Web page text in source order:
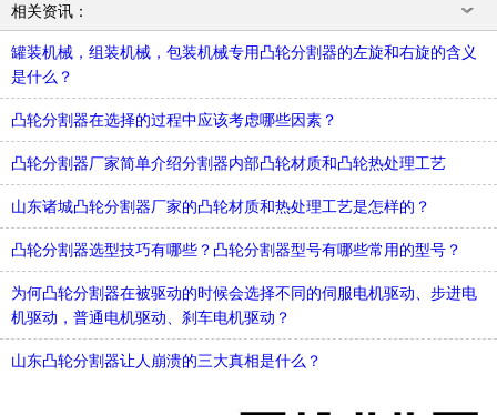
相关资讯：
罐装机械，组装机械，包装机械专用凸轮分割器的左旋和右旋的含义
是什么？
凸轮分割器在选择的过程中应该考虑哪些因素？
凸轮分割器厂家简单介绍分割器内部凸轮材质和凸轮热处理工艺
山东诸城凸轮分割器厂家的凸轮材质和热处理工艺是怎样的？
凸轮分割器选型技巧有哪些？凸轮分割器型号有哪些常用的型号？
为何凸轮分割器在被驱动的时候会选择不同的伺服电机驱动、步进电
机驱动，普通电机驱动、刹车电机驱动？
山东凸轮分割器让人崩溃的三大真相是什么？